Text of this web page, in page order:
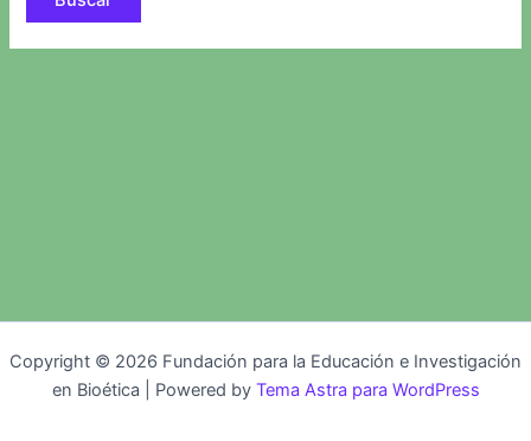
Copyright © 2026 Fundación para la Educación e Investigación
en Bioética | Powered by Tema Astra para WordPress